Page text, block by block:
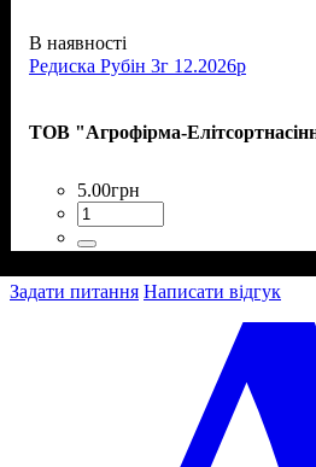
В наявності
Редиска Рубін 3г 12.2026р
ТОВ "Агрофірма-
5.00грн
Задати питання Написати відгук